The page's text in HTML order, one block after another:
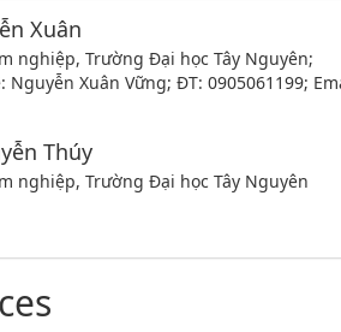
Xuân
nghiệp, Trường Đại học Tây Nguyên;
Nguyễn Xuân Vững; ĐT: 0905061199;
Thúy
nghiệp, Trường Đại học Tây Nguyên